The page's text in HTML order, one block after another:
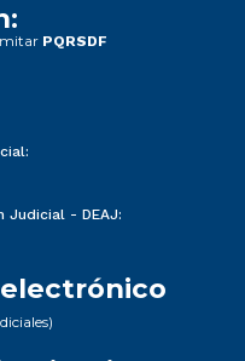
PQRSDF
Judicial - DEAJ: